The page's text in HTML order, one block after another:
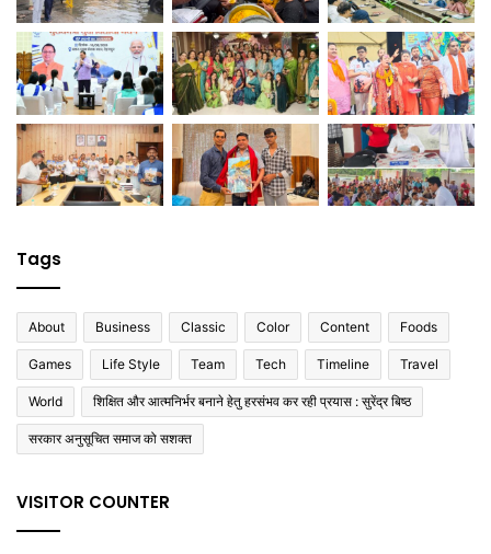
Tags
About Business Classic Color Content Foods
Games Life Style Team Tech Timeline Travel
World शिक्षित और आत्मनिर्भर बनाने हेतु हरसंभव कर रही प्रयास : सुरेंद्र बिष्ठ
सरकार अनुसूचित समाज को सशक्त
VISITOR COUNTER